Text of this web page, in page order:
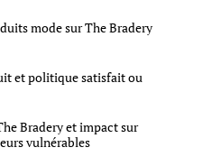
mode sur The Bradery
et politique satisfait ou
Bradery et impact sur
vulnérables